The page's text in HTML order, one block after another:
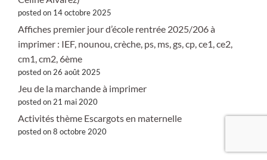
posted on 14 octobre 2025
Affiches premier jour d’école rentrée 2025/206 à
imprimer : IEF, nounou, crèche, ps, ms, gs, cp, ce1, ce2,
cm1, cm2, 6ème
posted on 26 août 2025
Jeu de la marchande à imprimer
posted on 21 mai 2020
Activités thème Escargots en maternelle
posted on 8 octobre 2020